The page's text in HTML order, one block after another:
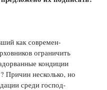
Любовь,
ПОКАЗАТЬ ВСЕ
как современ-
ограничить
кондиции
Причин несколько, но
среди господ-